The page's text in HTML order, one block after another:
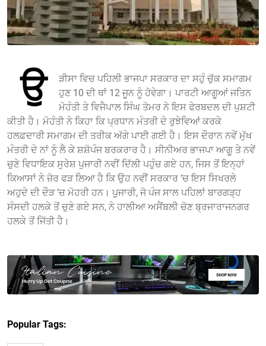
ਉ
ੜੀਸਾ ਵਿਚ ਪਹਿਲੀ ਭਾਜਪਾ ਸਰਕਾਰ ਦਾ ਸਹੁੰ ਚੁੱਕ ਸਮਾਗਮ
ਹੁਣ 10 ਦੀ ਥਾਂ 12 ਜੂਨ ਨੂੰ ਹੋਵੇਗਾ। ਪਾਰਟੀ ਆਗੂਆਂ ਜਤਿਨ
ਮੋਹੰਤੀ ਤੇ ਵਿਜੈਪਾਲ ਸਿੰਘ ਤੋਮਰ ਨੇ ਇਸ ਫੇਰਬਦਲ ਦੀ ਪੁਸ਼ਟੀ
ਕੀਤੀ ਹੈ। ਮੋਹੰਤੀ ਨੇ ਕਿਹਾ ਕਿ ਪ੍ਰਧਾਨ ਮੰਤਰੀ ਦੇ ਰੁਝੇਵਿਆਂ ਕਰਕੇ
ਹਲਫ਼ਦਾਰੀ ਸਮਾਗਮ ਦੀ ਤਰੀਕ ਅੱਗੇ ਪਾਈ ਗਈ ਹੈ। ਇਸ ਦੌਰਾਨ ਨਵੇਂ ਮੁੱਖ
ਮੰਤਰੀ ਦੇ ਨਾਂ ਨੂੰ ਲੈ ਕੇ ਸ਼ਸ਼ੋਪੰਜ ਬਰਕਰਾਰ ਹੈ। ਸੀਨੀਅਰ ਭਾਜਪਾ ਆਗੂ ਤੇ ਨਵੇਂ
ਚੁਣੇ ਵਿਧਾਇਕ ਸੁਰੇਸ਼ ਪੁਜਾਰੀ ਨਵੀਂ ਦਿੱਲੀ ਪਹੁੰਚ ਗਏ ਹਨ, ਜਿਸ ਤੋਂ ਇਨ੍ਹਾਂ
ਕਿਆਸਾਂ ਨੇ ਜ਼ੋਰ ਫੜ ਲਿਆ ਹੈ ਕਿ ਉਹ ਨਵੀਂ ਸਰਕਾਰ ’ਚ ਇਸ ਸਿਖਰਲੇ
ਅਹੁਦੇ ਦੀ ਦੌੜ ’ਚ ਮੋਹਰੀ ਹਨ। ਪੁੁਜਾਰੀ, ਜੋ ਪੰਜ ਸਾਲ ਪਹਿਲਾਂ ਬਾਰਗੜ੍ਹ
ਸੰਸਦੀ ਹਲਕੇ ਤੋਂ ਚੁਣੇ ਗਏ ਸਨ, ਨੇ ਹਾਲੀਆ ਅਸੈਂਬਲੀ ਚੋਣ ਬ੍ਰਜਾਰਾਜਨਗਰ
ਹਲਕੇ ਤੋਂ ਜਿੱਤੀ ਹੈ।
Popular Tags: